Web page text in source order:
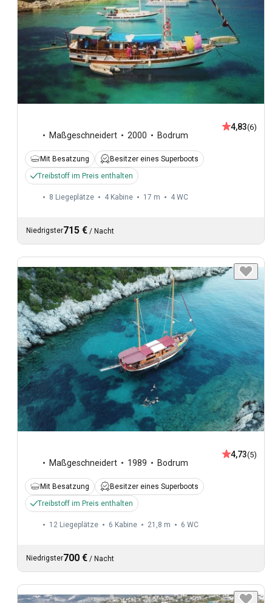
Maßgeschneidert 2000 Bodrum
4,83(6)
Mit Besatzung
Besitzer eines Superboots
Treibstoff im Preis enthalten
8 Liegeplätze 4 Kabine 17 m 4 WC
Niedrigster715 € / Nacht
Maßgeschneidert 1989 Bodrum
4,73(5)
Mit Besatzung
Besitzer eines Superboots
Treibstoff im Preis enthalten
12 Liegeplätze 6 Kabine 21,8 m 6 WC
Niedrigster700 € / Nacht